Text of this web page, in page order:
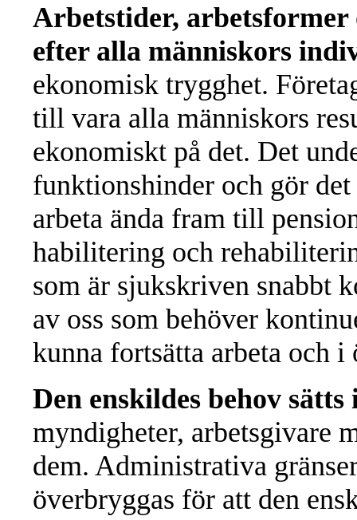
Arbetstider, arbetsformer
efter alla människors
ekonomisk trygghet.
till vara alla människors
ekonomiskt på det. Det
funktionshinder och gör
arbeta ända fram till
habilitering och
som är sjukskriven snabbt
av oss som behöver
kunna fortsätta arbeta och
Den enskildes behov
myndigheter, arbetsgivare
dem. Administrativa
överbryggas för att den